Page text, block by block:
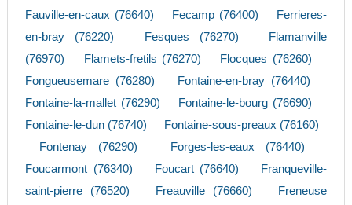
Fauville-en-caux (76640) - Fecamp (76400) - Ferrieres-
en-bray (76220)
- Fesques (76270) -
Flamanville
(76970)
- Flamets-fretils (76270) - Flocques (76260) -
Fongueusemare (76280) - Fontaine-en-bray (76440) -
Fontaine-la-mallet (76290) - Fontaine-le-bourg (76690) -
Fontaine-le-dun (76740) - Fontaine-sous-preaux (76160)
- Fontenay (76290) - Forges-les-eaux (76440) -
Foucarmont (76340) - Foucart (76640) -
Franqueville-
saint-pierre (76520)
- Freauville (76660) -
Freneuse